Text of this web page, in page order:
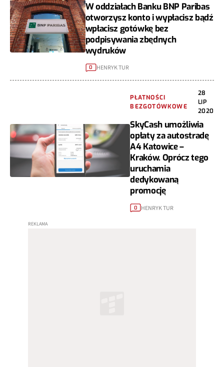
W oddziałach Banku BNP Paribas
otworzysz konto i wypłacisz bądź
wpłacisz gotówkę bez
podpisywania zbędnych
wydruków
0 HENRYK TUR
PŁATNOŚCI
BEZGOTÓWKOWE
28
LIP
2020
SkyCash umożliwia
opłaty za autostradę
A4 Katowice –
Kraków. Oprócz tego
uruchamia
dedykowaną
promocję
0 HENRYK TUR